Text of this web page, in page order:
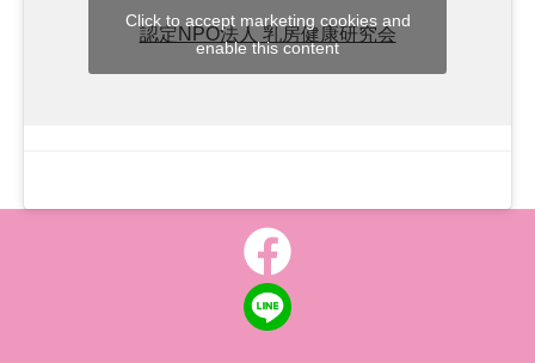
認定NPO法人 乳房健康研究会
Click to accept marketing cookies and
enable this content